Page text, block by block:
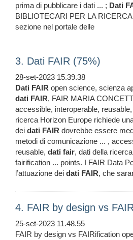
prima di pubblicare i dati ... ; Dati
BIBLIOTECARI PER LA
sezione nel portale delle
3. Dati FAIR (75%)
28-set-2023 15.39.38
Dati FAIR open science, scienza
dati FAIR, FAIR MARIA
accessible, interoperable, reusable,
ricerca Horizon Europe richiede
dei dati FAIR dovrebbe essere
metodi di comunicazione ... ,
reusable, dati fair, dati della
fairification ... points. I FAIR Data
l’attuazione dei dati FAIR, che
4. FAIR by design vs
25-set-2023 11.48.55
FAIR by design vs FAIRification